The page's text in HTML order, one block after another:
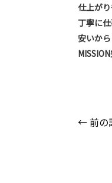
仕上が
丁寧に仕
安いか
MISSION
← 前の